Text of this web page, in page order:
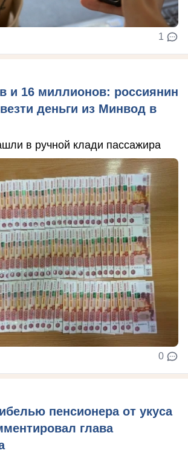
1
и 16 миллионов: россиянин
деньги из Минвод в
в ручной клади пассажира
0
пенсионера от укуса
глава